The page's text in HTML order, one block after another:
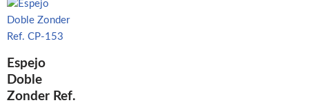
Espejo
Doble
Zonder Ref.